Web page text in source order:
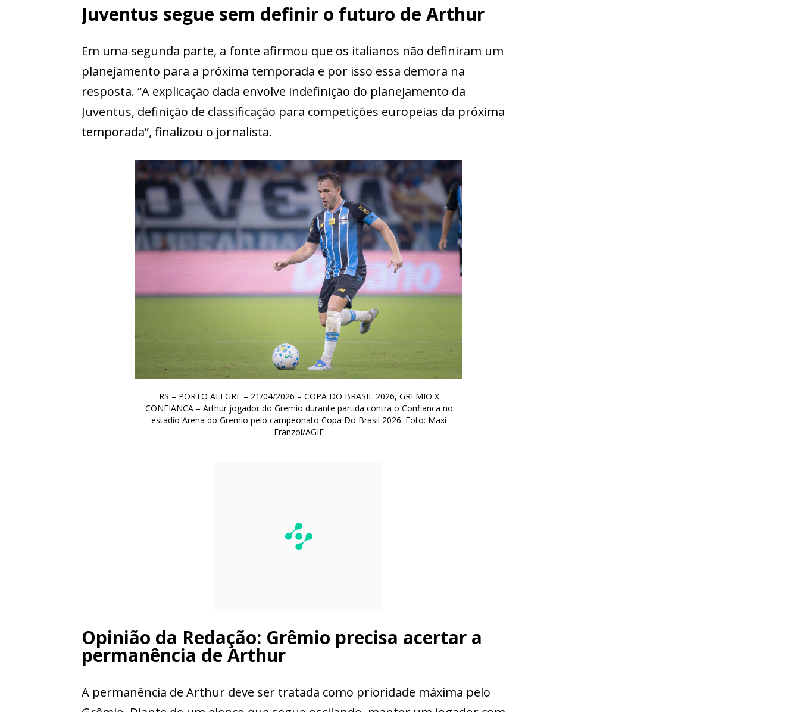
Juventus segue sem definir o futuro de Arthur
Em uma segunda parte, a fonte afirmou que os italianos não definiram um
planejamento para a próxima temporada e por isso essa demora na
resposta. “A explicação dada envolve indefinição do planejamento da
Juventus, definição de classificação para competições europeias da próxima
temporada”, finalizou o jornalista.
RS – PORTO ALEGRE – 21/04/2026 – COPA DO BRASIL 2026, GREMIO X
CONFIANCA – Arthur jogador do Gremio durante partida contra o Confianca no
estadio Arena do Gremio pelo campeonato Copa Do Brasil 2026. Foto: Maxi
Franzoi/AGIF
Opinião da Redação: Grêmio precisa acertar a
permanência de Arthur
A permanência de Arthur deve ser tratada como prioridade máxima pelo